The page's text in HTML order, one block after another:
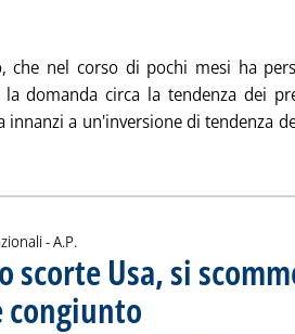
che nel corso di pochi mesi ha
la domanda circa la tendenza dei
innanzi a un'inversione di tendenza
-di:
A.P.
scorte Usa, si